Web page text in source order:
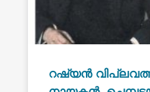
റഷ്യൻ